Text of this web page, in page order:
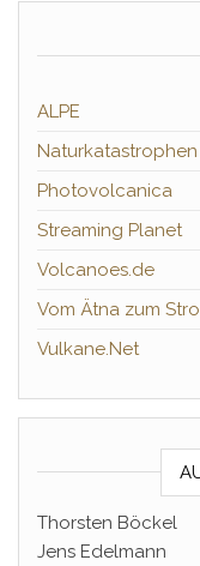
ALPE
Photovolcanica
Streaming Planet
Volcanoes.de
Vom Ätna zum
Vulkane.Net
Thorsten Böckel
Jens Edelmann